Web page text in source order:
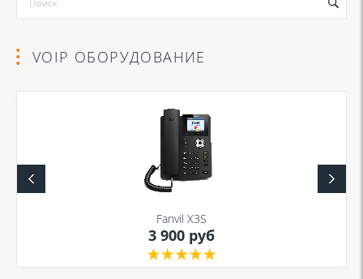
Я даю согласие на обработку моих персональных данных для связи
Политикой в отношении обработки персональных
Политикой конфиденциальности
Я даю согласие на обработку моих персональных данных для связи
Политикой в отношении обработки персональных
VOIP ОБОРУДОВАНИЕ
Fanvil X3S
3 900 руб